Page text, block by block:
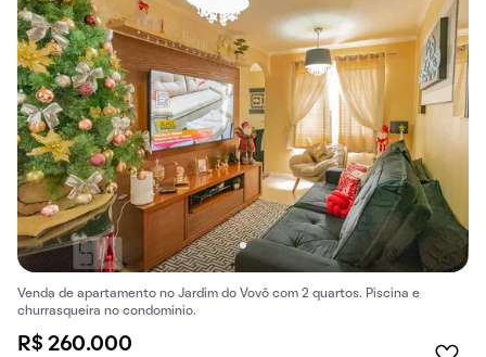
Venda de apartamento no Jardim do Vovô com 2 quartos. Piscina e
churrasqueira no condomínio.
R$ 260.000